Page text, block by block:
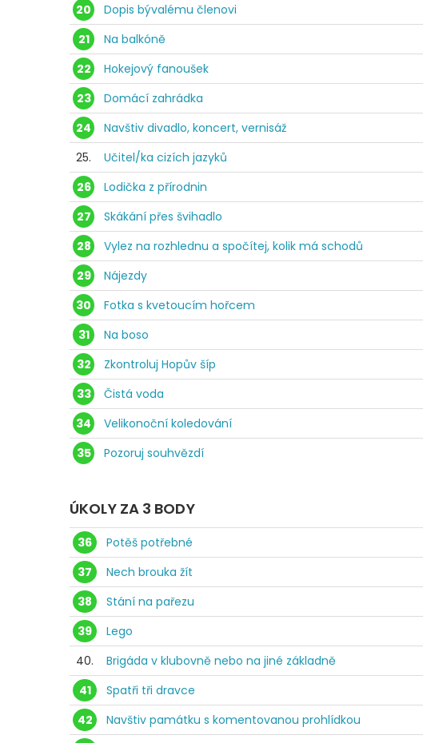
20
Dopis bývalému členovi
21
Na balkóně
22
Hokejový fanoušek
23
Domácí zahrádka
24
Navštiv divadlo, koncert, vernisáž
25.
Učitel/ka cizích jazyků
26
Lodička z přírodnin
27
Skákání přes švihadlo
28
Vylez na rozhlednu a spočítej, kolik má schodů
29
Nájezdy
30
Fotka s kvetoucím hořcem
31
Na boso
32
Zkontroluj Hopův šíp
33
Čistá voda
34
Velikonoční koledování
35
Pozoruj souhvězdí
ÚKOLY ZA 3 BODY
36
Potěš potřebné
37
Nech brouka žít
38
Stání na pařezu
39
Lego
40.
Brigáda v klubovně nebo na jiné základně
41
Spatři tři dravce
42
Navštiv památku s komentovanou prohlídkou